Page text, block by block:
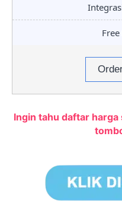
Ingin tahu daftar harga